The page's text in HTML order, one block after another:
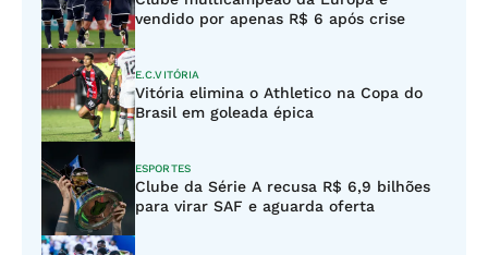
vendido por apenas R$ 6 após crise
E.C.VITÓRIA
Vitória elimina o Athletico na Copa do
Brasil em goleada épica
ESPORTES
Clube da Série A recusa R$ 6,9 bilhões
para virar SAF e aguarda oferta